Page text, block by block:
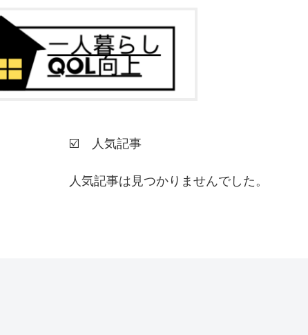
☑️ 人気記事
人気記事は見つかりませんでした。